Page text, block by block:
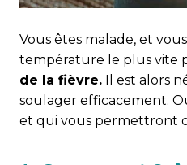
Vous êtes malade, et
température le plus vite
de la fièvre. Il est alors
soulager efficacement.
et qui vous permettront